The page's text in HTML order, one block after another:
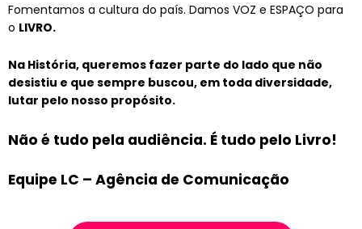
Fomentamos a cultura do país. Damos VOZ e ESPAÇO para
o LIVRO.
Na História, queremos fazer parte do lado que não
desistiu e que sempre buscou, em toda diversidade,
lutar pelo nosso propósito.
Não é tudo pela audiência. É tudo pelo Livro!
Equipe LC – Agência de Comunicação